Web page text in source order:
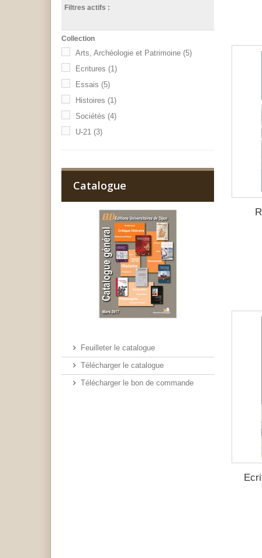
Filtres actifs :
Collection
Arts, Archéologie et Patrimoine (5)
Ecritures (1)
Essais (5)
Histoires (1)
Sociétés (4)
U-21 (3)
Catalogue
Feuilleter le catalogue
Télécharger le catalogue
Télécharger le bon de commande